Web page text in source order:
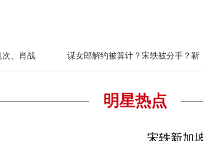
次、肖战 谋女郎解约被算计？宋轶被分手？靳
明星热点
宋轶新加